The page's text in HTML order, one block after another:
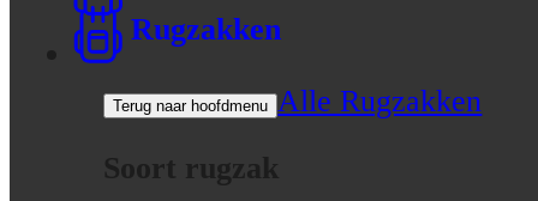
Rugzakken
Terug naar hoofdmenu Alle Rugzakken
Soort rugzak